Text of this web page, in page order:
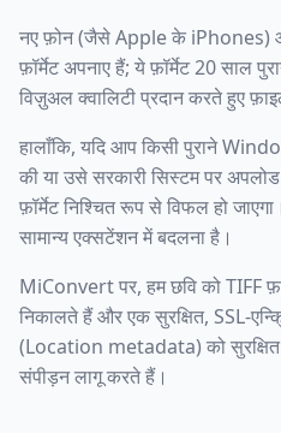
नए फ़ोन (जैसे Apple के iPhones)
फ़ॉर्मेट अपनाए हैं; ये फ़ॉर्मेट 20 साल
विज़ुअल क्वालिटी प्रदान करते हुए
हालाँकि, यदि आप किसी पुराने
की या उसे सरकारी सिस्टम पर
फ़ॉर्मेट निश्चित रूप से विफल हो
सामान्य एक्सटेंशन में बदलना है।
MiConvert पर, हम छवि को TIFF
निकालते हैं और एक सुरक्षित, SSL-
(Location metadata) को
संपीड़न लागू करते हैं।